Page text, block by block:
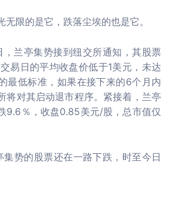
无限的是它，跌落尘埃的也是它。
兰亭集势接到纽交所通知，其股票
易日的平均收盘价低于1美元，未达
最低标准，如果在接下来的6个月内
将对其启动退市程序。紧接着，兰亭
9.6％，收盘0.85美元/股，总市值仅
集势的股票还在一路下跌，时至今日